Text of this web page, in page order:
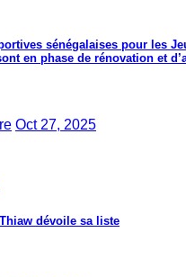
sénégalaises pour les
en phase de rénovation et
Oct 27, 2025
dévoile sa liste